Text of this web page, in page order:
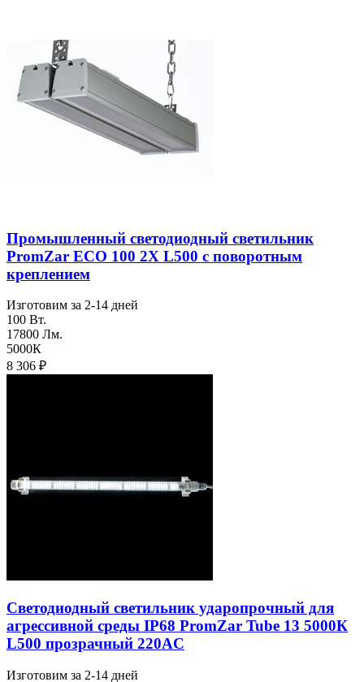
Промышленный светодиодный светильник
PromZar ECO 100 2Х L500 с поворотным
креплением
Изготовим за 2-14 дней
100 Вт.
17800 Лм.
5000К
8 306 ₽
Светодиодный светильник ударопрочный для
агреcсивной среды IP68 PromZar Tube 13 5000К
L500 прозрачный 220AC
Изготовим за 2-14 дней